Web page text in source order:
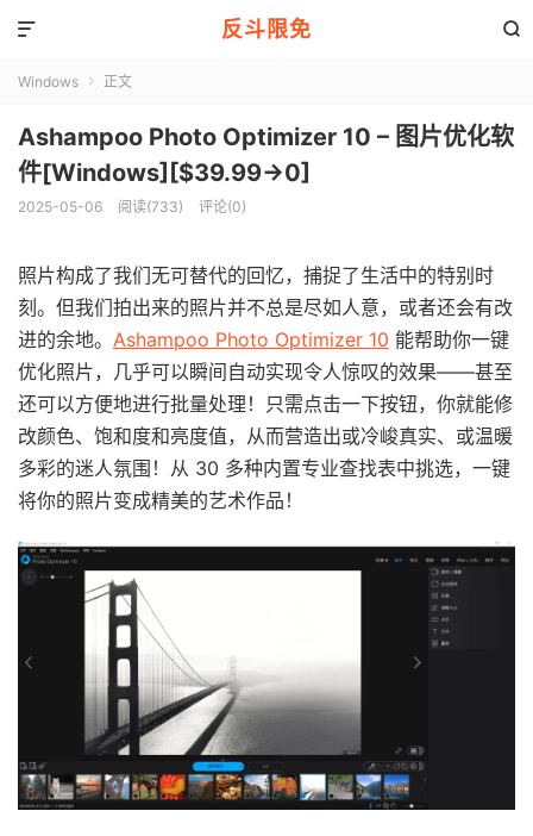
反斗限免 

Windows  正文
Ashampoo Photo Optimizer 10 – 图片优化软
件[Windows][$39.99→0]
2025-05-06 阅读(733) 评论(0)
照片构成了我们无可替代的回忆，捕捉了生活中的特别时
刻。但我们拍出来的照片并不总是尽如人意，或者还会有改
进的余地。 Ashampoo Photo Optimizer 10 能帮助你一键
优化照片，几乎可以瞬间自动实现令人惊叹的效果——甚至
还可以方便地进行批量处理！只需点击一下按钮，你就能修
改颜色、饱和度和亮度值，从而营造出或冷峻真实、或温暖
多彩的迷人氛围！从 30 多种内置专业查找表中挑选，一键
将你的照片变成精美的艺术作品！